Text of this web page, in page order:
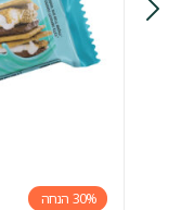
30%